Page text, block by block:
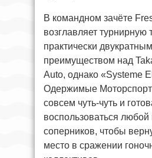
В командном зачёте
возглавляет турнирную
практически двукратным
преимуществом над
Auto, однако «Systeme
Одержимые
совсем чуть-чуть и
воспользоваться
соперников, чтобы
место в сражении